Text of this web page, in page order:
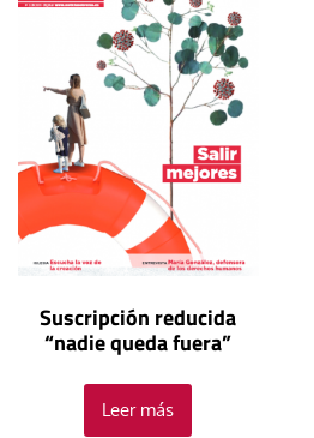
Suscripción reducida
“nadie queda fuera”
Leer más